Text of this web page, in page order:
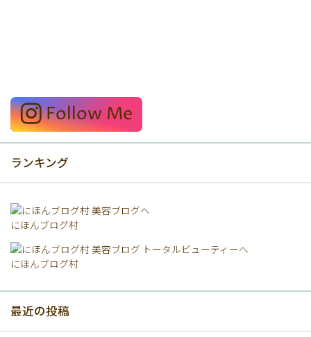
Follow Me
ランキング
にほんブログ村
にほんブログ村
最近の投稿